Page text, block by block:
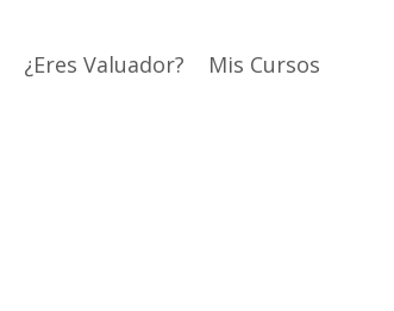
¿Eres Valuador? Mis Cursos